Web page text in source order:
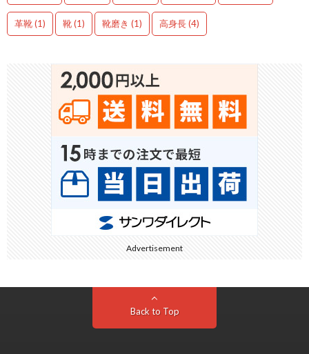
革靴(1) 靴(1) 靴磨き (1) 高身長(4)
Advertisement
Back to Top